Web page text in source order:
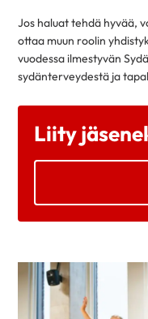
Jos haluat tehdä hyvää,
ottaa muun roolin
vuodessa ilmestyvän
sydänterveydestä ja
Liity